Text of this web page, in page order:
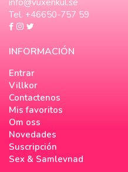
info@vuxenkul.se
Tel. +46650-757 59
INFORMACIÓN
Entrar
Villkor
Contactenos
Mis favoritos
Om oss
Novedades
Suscripción
Sex & Samlevnad